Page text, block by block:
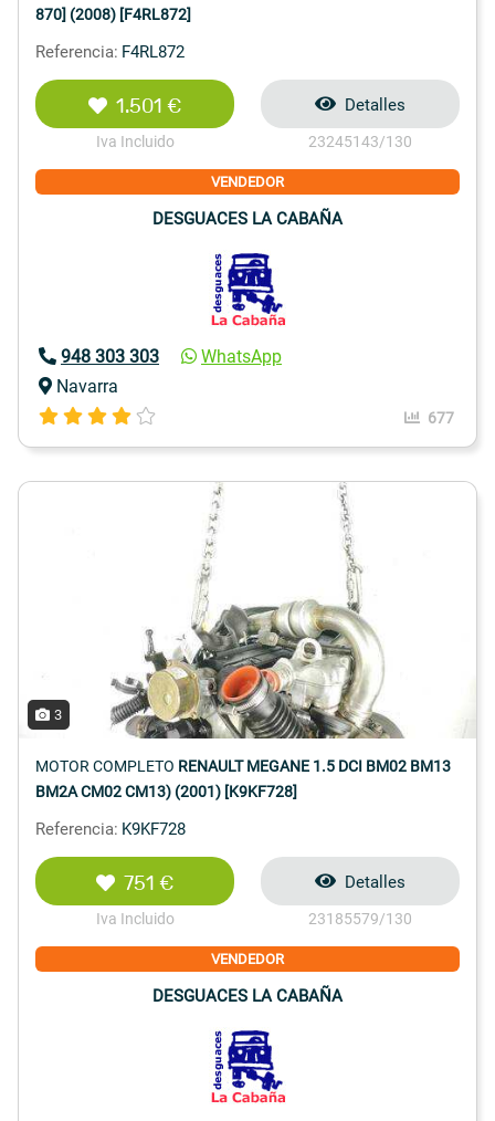
870] (2008) [F4RL872]
Referencia: F4RL872
1.501 €
Iva Incluido
Detalles
23245143/130
VENDEDOR
DESGUACES LA CABAÑA
948 303 303
WhatsApp
Navarra
677
3
MOTOR COMPLETO RENAULT MEGANE 1.5 DCI BM02 BM13
BM2A CM02 CM13) (2001) [K9KF728]
Referencia: K9KF728
751 €
Iva Incluido
Detalles
23185579/130
VENDEDOR
DESGUACES LA CABAÑA